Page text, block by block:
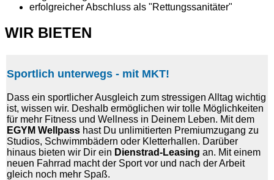
erfolgreicher Abschluss als "Rettungssanitäter"
WIR BIETEN
Sportlich unterwegs - mit MKT!
Dass ein sportlicher Ausgleich zum stressigen Alltag wichtig
ist, wissen wir. Deshalb ermöglichen wir tolle Möglichkeiten
für mehr Fitness und Wellness in Deinem Leben. Mit dem
EGYM Wellpass hast Du unlimitierten Premiumzugang zu
Studios, Schwimmbädern oder Kletterhallen. Darüber
hinaus bieten wir Dir ein Dienstrad-Leasing an. Mit einem
neuen Fahrrad macht der Sport vor und nach der Arbeit
gleich noch mehr Spaß.